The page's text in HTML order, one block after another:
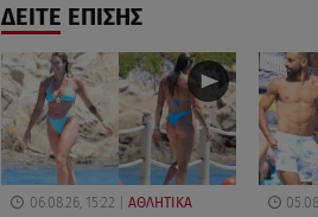
ΔΕΙΤΕ ΕΠΙΣΗΣ
06.08.26, 15:22 ΑΘΛΗΤΙΚΑ